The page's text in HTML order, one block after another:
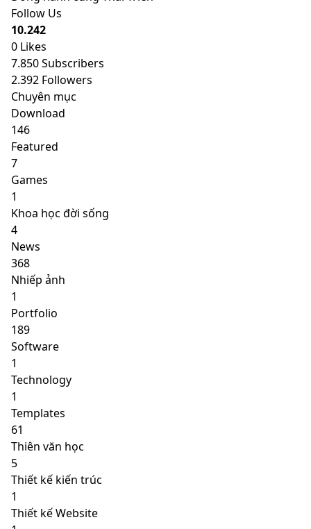
Follow Us
10.242
0 Likes
7.850Subscribers
2.392 Followers
Chuyên mục
Download
146
Featured
7
Games
1
Khoa học đời sống
4
News
368
Nhiếp ảnh
1
Portfolio
189
Software
1
Technology
1
Templates
61
Thiên văn học
5
Thiết kế kiến trúc
1
Thiết kế Website